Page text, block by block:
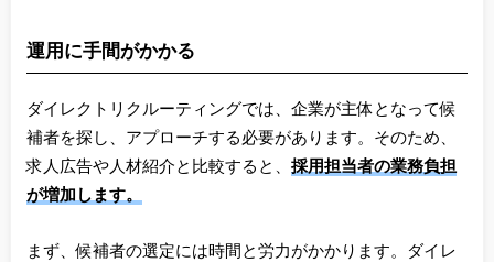
運用に手間がかかる
ダイレクトリクルーティングでは、企業が主体となって候
補者を探し、アプローチする必要があります。そのため、
求人広告や人材紹介と比較すると、 採用担当者の業務負担
が増加します。
まず、候補者の選定には時間と労力がかかります。ダイレ